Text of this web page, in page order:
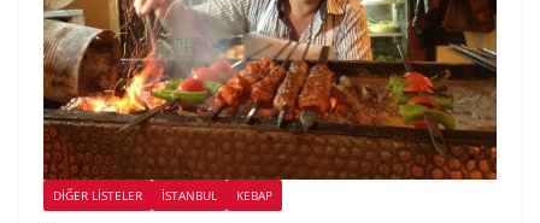
DIĞER LISTELER İSTANBUL KEBAP